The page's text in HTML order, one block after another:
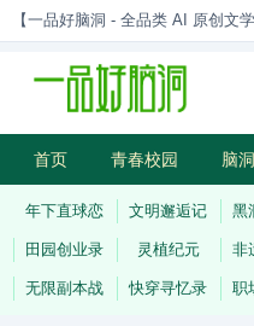
【一品好脑洞 - 全品类 AI 原创文
首页 青春校园 脑
历史权谋 武侠江湖
年下直球恋 文明邂逅记 黑
田园创业录 灵植纪元 非
无限副本战 快穿寻忆录 职